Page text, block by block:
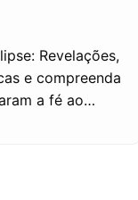
Revelações,
e compreenda
a fé ao…